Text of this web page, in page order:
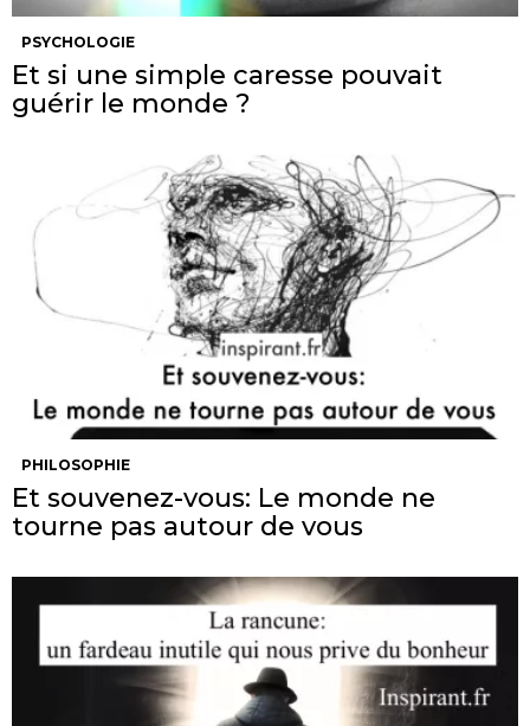
PSYCHOLOGIE
Et si une simple caresse pouvait
guérir le monde ?
PHILOSOPHIE
Et souvenez-vous: Le monde ne
tourne pas autour de vous